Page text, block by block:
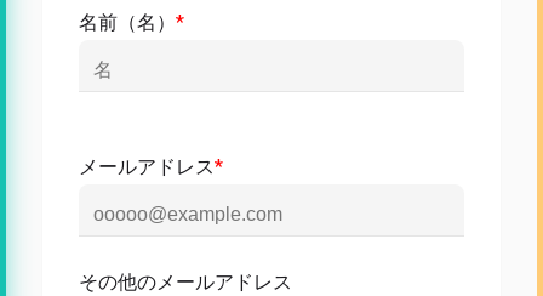
名前（名） *
メールアドレス*
その他のメールアドレス